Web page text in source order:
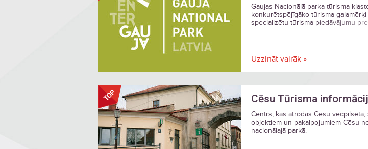
Gaujas Nacionālā parka tūrisma
konkurētspējīgāko tūrisma
specializētu tūrisma piedāvājumu
Uzzināt vairāk »
Cēsu Tūrisma
Centrs, kas atrodas Cēsu
objektiem un pakalpojumiem Cēsu
nacionālajā parkā.